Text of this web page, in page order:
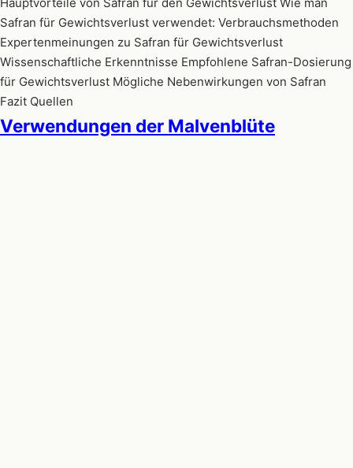
Safran für Gewichtsverlust verwendet: Verbrauchsmethoden
Expertenmeinungen zu Safran für Gewichtsverlust
Wissenschaftliche Erkenntnisse Empfohlene Safran-Dosierung
für Gewichtsverlust Mögliche Nebenwirkungen von Safran
Fazit Quellen
Verwendungen der Malvenblüte